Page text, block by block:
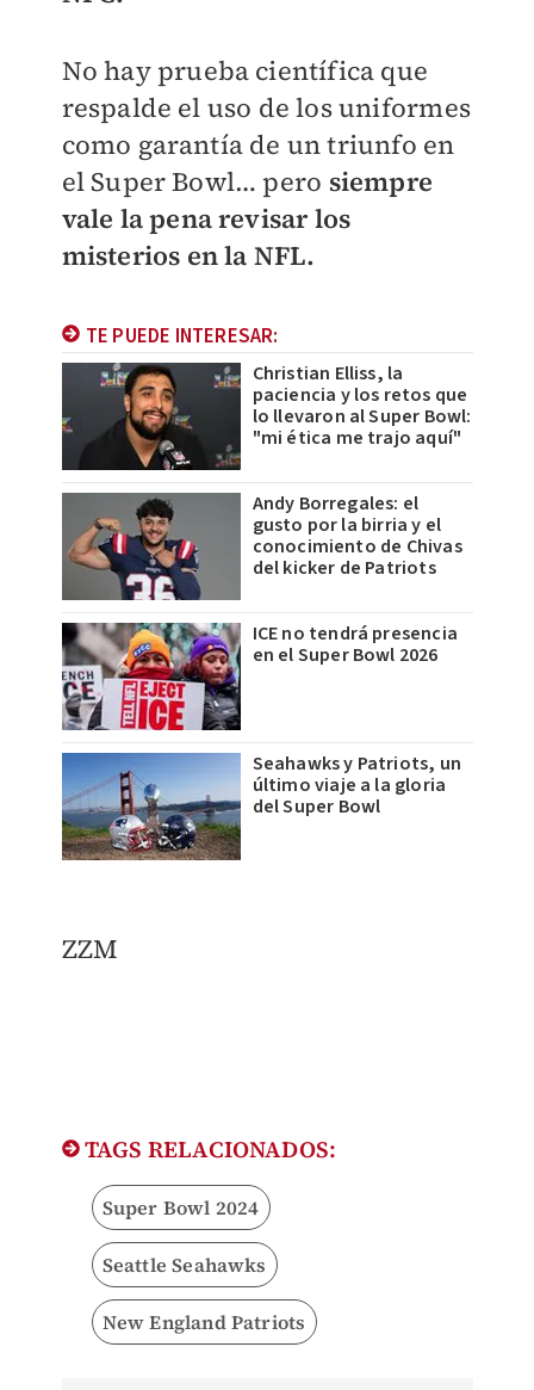
No hay prueba científica que
respalde el uso de los uniformes
como garantía de un triunfo en
el Super Bowl… pero siempre
vale la pena revisar los
misterios en la NFL.
TE PUEDE INTERESAR:
Christian Elliss, la
paciencia y los retos que
lo llevaron al Super Bowl:
"mi ética me trajo aquí"
Andy Borregales: el
gusto por la birria y el
conocimiento de Chivas
del kicker de Patriots
ICE no tendrá presencia
en el Super Bowl 2026
Seahawks y Patriots, un
último viaje a la gloria
del Super Bowl
ZZM
TAGS RELACIONADOS:
Super Bowl 2024
Seattle Seahawks
New England Patriots